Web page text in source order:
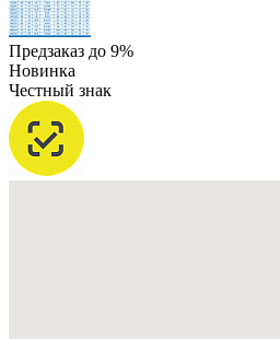
Предзаказ до 9%
Новинка
Честный знак